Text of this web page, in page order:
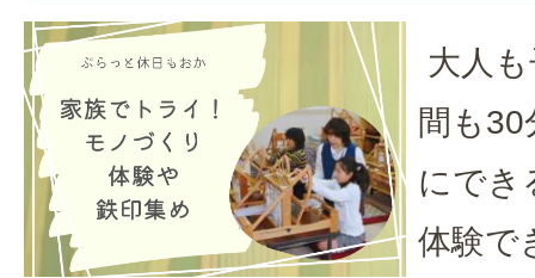
大人
間も
にでき
体験で